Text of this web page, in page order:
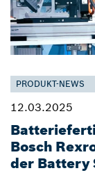
PRODUKT-NEWS
12.03.2025
Bosch
der Battery